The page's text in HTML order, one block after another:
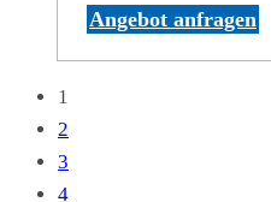
Angebot anfragen
1
2
3
4